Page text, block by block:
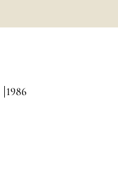
1986